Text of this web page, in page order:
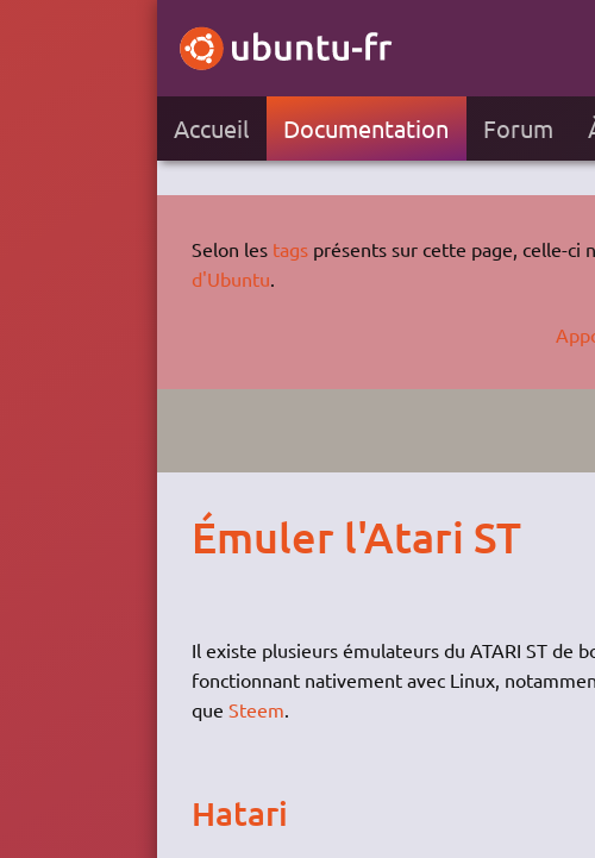
Accueil Documentation Forum
Selon les tagsprésents sur cette page, celle-ci
d'Ubuntu
Émuler l'Atari ST
Il existe plusieurs émulateurs du ATARI ST de
fonctionnant nativement avec Linux,
que Steem
Hatari